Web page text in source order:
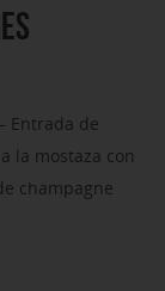
Entrada de
la mostaza con
champagne